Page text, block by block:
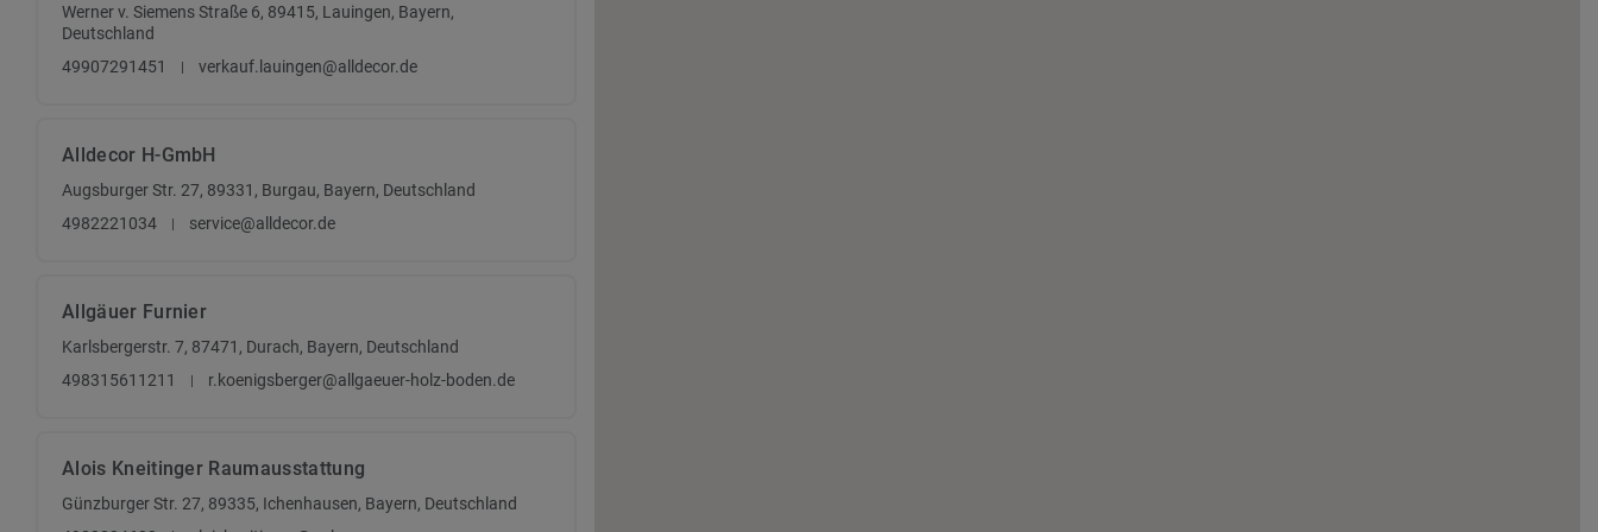
Werner v. Siemens Straße 6, 89415, Lauingen, Bayern,
Deutschland
49907291451
verkauf.lauingen@alldecor.de
Alldecor H-GmbH
Augsburger Str. 27, 89331, Burgau, Bayern, Deutschland
4982221034
service@alldecor.de
Allgäuer Furnier
Karlsbergerstr. 7, 87471, Durach, Bayern, Deutschland
498315611211
r.koenigsberger@allgaeuer-holz-boden.de
Alois Kneitinger Raumausstattung
Günzburger Str. 27, 89335, Ichenhausen, Bayern, Deutschland